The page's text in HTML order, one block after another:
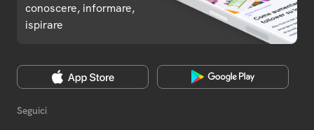
conoscere, informare,
ispirare
Seguici